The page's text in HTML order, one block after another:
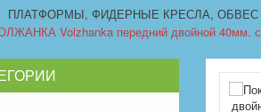
ПЛАТФОРМЫ, ФИДЕРНЫЕ КРЕСЛА, ОБВЕС
Volzhanka передний двойной 40мм.